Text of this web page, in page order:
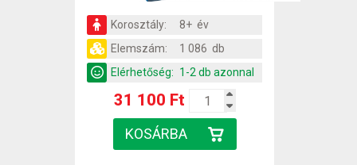
Korosztály:
8+ év
Elemszám:
1 086 db
Elérhetőség: 1-2 db azonnal
31 100 Ft